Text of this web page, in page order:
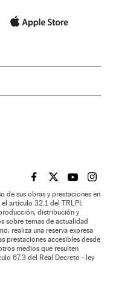
EL PAÍS BRASIL EN
EL PAÍSEL PAÍS
EL
de sus obras y prestaciones en
artículo 32.1 del TRLPI;
distribución y
sobre temas de actualidad
realiza una reserva expresa
prestaciones accesibles desde
medios que resulten
67.3 del Real Decreto - ley